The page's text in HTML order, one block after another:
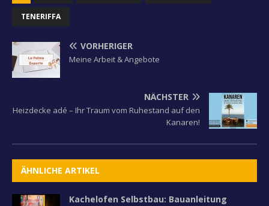
TENERIFFA
VORHERIGER
Meine Arbeit & Angebote
NÄCHSTER
Heizdecke adé – Ihr Traum vom Ruhestand auf den
Kanaren!
ÄHNLICHE ARTIKEL
Kachelofen Selbstbau: Bauanleitung